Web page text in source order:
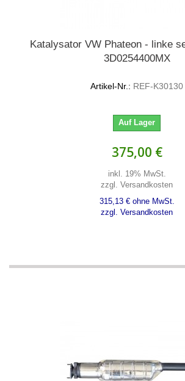
Katalysator VW Phateon - linke
3D0254400MX
Artikel-Nr.: REF-K30130
Auf Lager
375,00 €
inkl. 19% MwSt.
zzgl. Versandkosten
315,13 € ohne MwSt.
zzgl. Versandkosten